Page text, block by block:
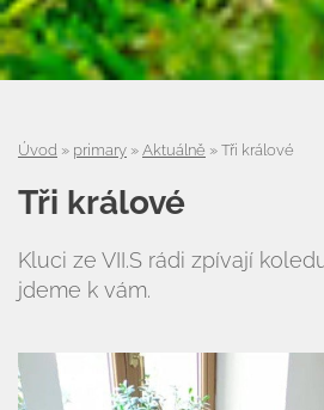
Úvod » primary » Aktuálně » Tři králové
Tři králové
Kluci ze VII.S rádi zpívají
jdeme k vám.